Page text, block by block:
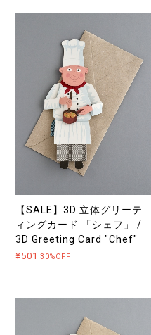
【SALE】3D 立体グリーテ
ィングカード 「シェフ」 /
3D Greeting Card "Chef"
¥501 30%OFF